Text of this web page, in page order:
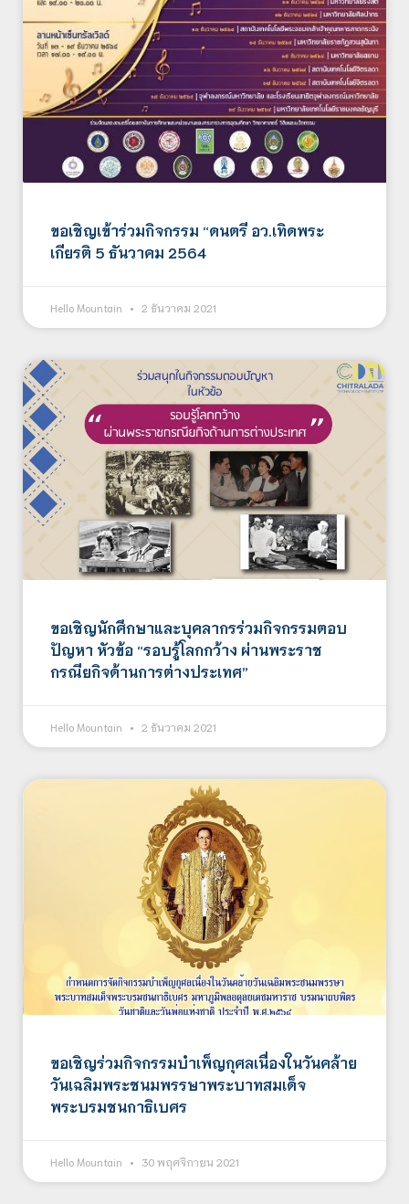
ขอเชิญเข้าร่วมกิจกรรม “ดนตรี อว.เทิดพระ
เกียรติ 5 ธันวาคม 2564
Hello Mountain 2 ธันวาคม 2021
ขอเชิญนักศึกษาและบุคลากรร่วมกิจกรรมตอบ
ปัญหา หัวข้อ “รอบรู้โลกกว้าง ผ่านพระราช
กรณียกิจด้านการต่างประเทศ”
Hello Mountain 2 ธันวาคม 2021
ขอเชิญร่วมกิจกรรมบำเพ็ญกุศลเนื่องในวันคล้าย
วันเฉลิมพระชนมพรรษาพระบาทสมเด็จ
พระบรมชนกาธิเบศร
Hello Mountain 30 พฤศจิกายน 2021